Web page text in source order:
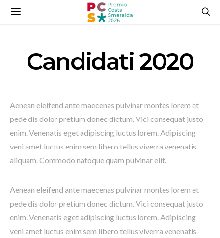
Candidati 2020
Aenean eleifend ante maecenas pulvinar montes lorem et
pede dis dolor pretium donec dictum. Vici consequat justo
enim. Venenatis eget adipiscing luctus lorem. Adipiscing
veni amet luctus enim sem libero tellus viverra venenatis
aliquam. Commodo natoque quam pulvinar elit.
Aenean eleifend ante maecenas pulvinar montes lorem et
pede dis dolor pretium donec dictum. Vici consequat justo
enim. Venenatis eget adipiscing luctus lorem. Adipiscing
veni amet luctus enim sem libero tellus viverra venenatis